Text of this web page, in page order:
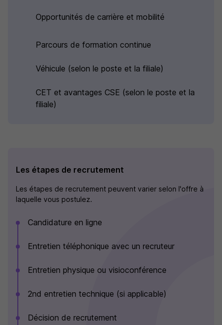
Opportunités de carrière et mobilité
Parcours de formation continue
Véhicule (selon le poste et la filiale)
CET et avantages CSE (selon le poste et la
filiale)
Les étapes de recrutement
Les étapes de recrutement peuvent varier selon l'offre à
laquelle vous postulez.
Candidature en ligne
Entretien téléphonique avec un recruteur
Entretien physique ou visioconférence
2nd entretien technique (si applicable)
Décision de recrutement